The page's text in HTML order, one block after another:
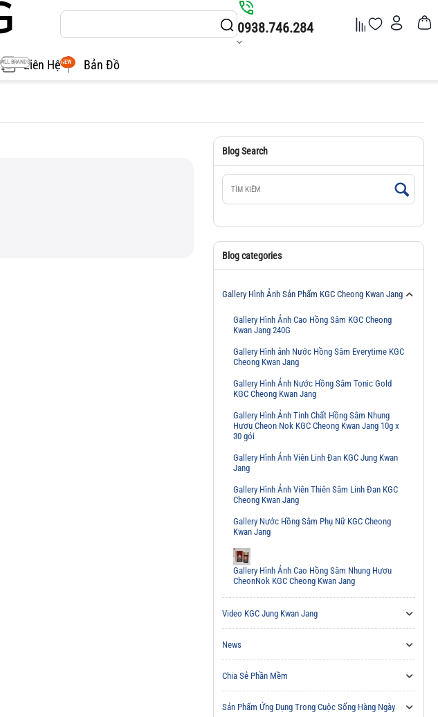
0938.746.284
ALL BRANDSLiên HệNEW Bản Đồ
Blog Search
Blog categories
Gallery Hình Ảnh Sản Phẩm KGC Cheong Kwan Jang
Gallery Hình Ảnh Cao Hồng Sâm KGC Cheong
Kwan Jang 240G
Gallery Hình ảnh Nước Hồng Sâm Everytime KGC
Cheong Kwan Jang
Gallery Hình Ảnh Nước Hồng Sâm Tonic Gold
KGC Cheong Kwan Jang
Gallery Hình Ảnh Tinh Chất Hồng Sâm Nhung
Hươu Cheon Nok KGC Cheong Kwan Jang 10g x
30 gói
Gallery Hình Ảnh Viên Linh Đan KGC Jung Kwan
Jang
Gallery Hình Ảnh Viên Thiên Sâm Linh Đan KGC
Cheong Kwan Jang
Gallery Nước Hồng Sâm Phụ Nữ KGC Cheong
Kwan Jang
Gallery Hình Ảnh Cao Hồng Sâm Nhung Hươu
CheonNok KGC Cheong Kwan Jang
Video KGC Jung Kwan Jang
News
Chia Sẻ Phần Mềm
Sản Phẩm Ứng Dụng Trong Cuộc Sống Hàng Ngày